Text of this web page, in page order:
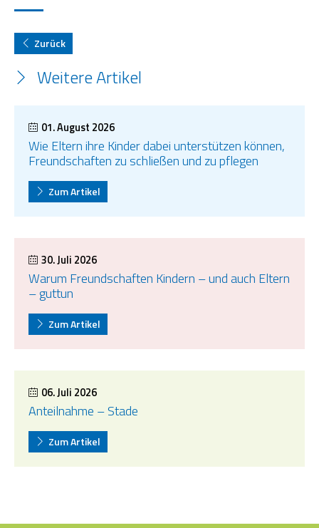
Zurück
Weitere Artikel
01. August 2026
Wie Eltern ihre Kinder dabei unterstützen können,
Freundschaften zu schließen und zu pflegen
Zum Artikel
30. Juli 2026
Warum Freundschaften Kindern – und auch Eltern
– guttun
Zum Artikel
06. Juli 2026
Anteilnahme – Stade
Zum Artikel